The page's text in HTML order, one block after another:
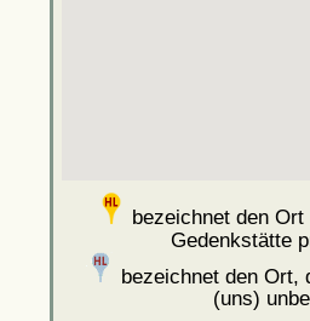
bezeichnet den Ort
Gedenkstätte
bezeichnet den Ort,
(uns)